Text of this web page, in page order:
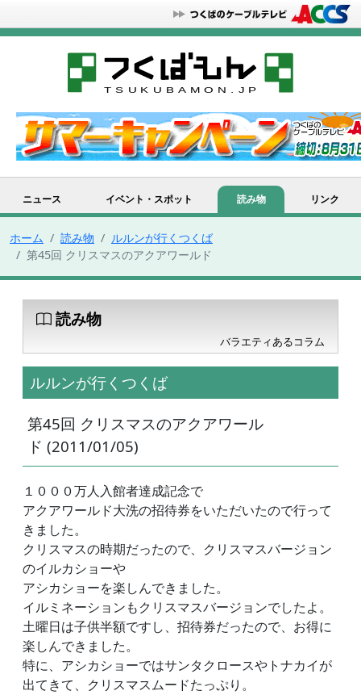
ニュース イベント・スポット 読み物 リンク
ホーム 読み物
ルルンが行くつくば
第45回 クリスマスのアクアワールド
読み物
バラエティあるコラム
ルルンが行くつくば
第45回 クリスマスのアクアワール
ド (2011/01/05)
１０００万人入館者達成記念で
アクアワールド大洗の招待券をいただいたので行って
きました。
クリスマスの時期だったので、クリスマスバージョン
のイルカショーや
アシカショーを楽しんできました。
イルミネーションもクリスマスバージョンでしたよ。
土曜日は子供半額ですし、招待券だったので、お得に
楽しんできました。
特に、アシカショーではサンタクロースやトナカイが
出てきて、クリスマスムードたっぷり。